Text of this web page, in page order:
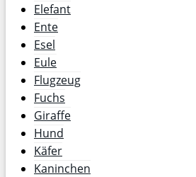
Elefant
Ente
Esel
Eule
Flugzeug
Fuchs
Giraffe
Hund
Käfer
Kaninchen